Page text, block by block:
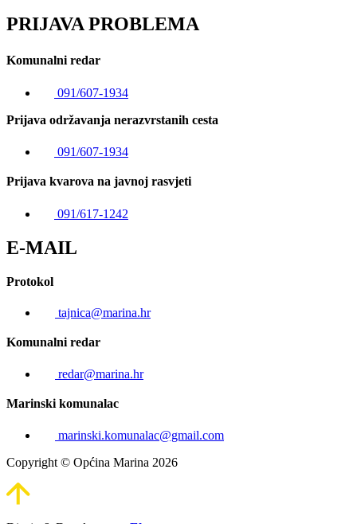
PRIJAVA PROBLEMA
Komunalni redar
091/607-1934
Prijava održavanja nerazvrstanih cesta
091/607-1934
Prijava kvarova na javnoj rasvjeti
091/617-1242
E-MAIL
Protokol
tajnica@marina.hr
Komunalni redar
redar@marina.hr
Marinski komunalac
marinski.komunalac@gmail.com
Copyright © Općina Marina 2026